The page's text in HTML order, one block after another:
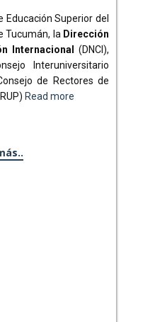
Educación Superior del
Tucumán, la Dirección
Internacional
(DNCI),
Interuniversitario
de Rectores de
Read more